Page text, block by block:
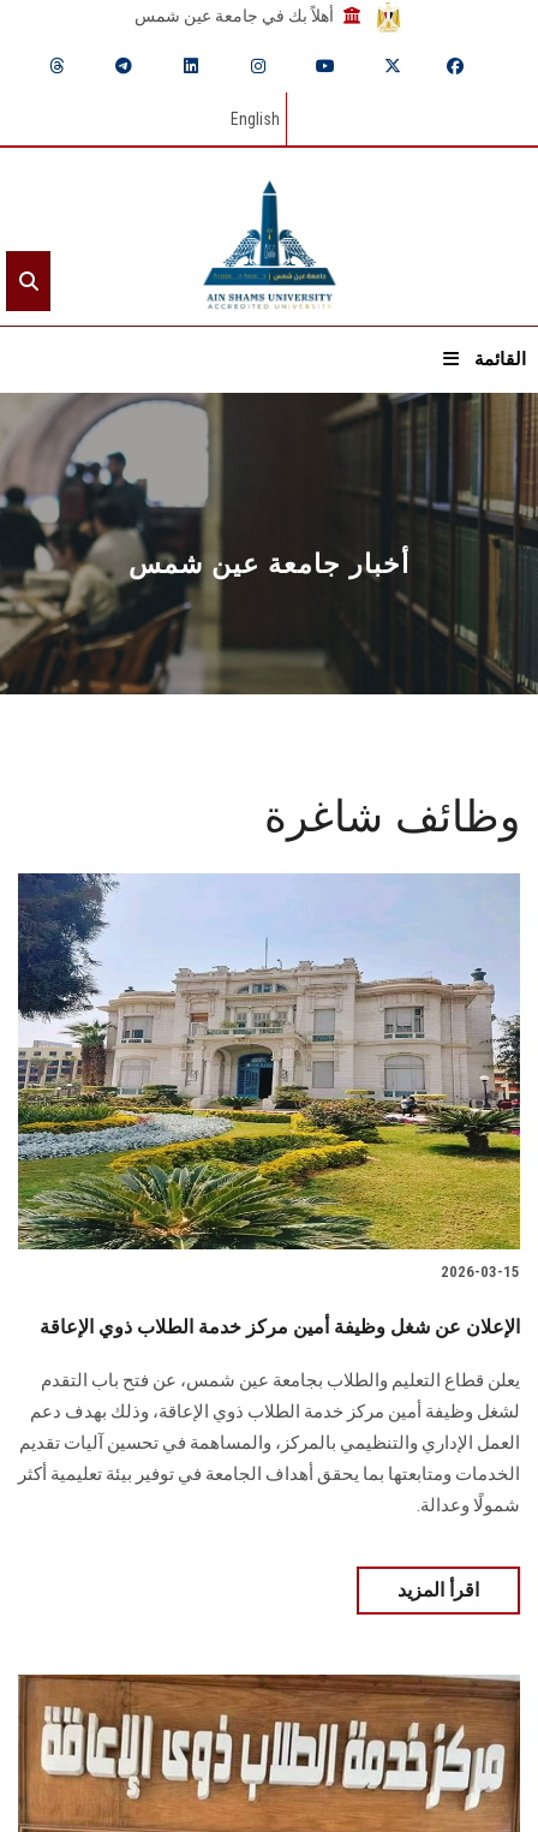
أهلاً بك في جامعة عين شمس
English
القائمة
الرئيسيـة
عن الجامعة
القطاعـات
الشئون الأكاديمية
البحث العلمي
الأنظمة الذكية
الإعلام
تواصل معنا
الطلاب
هيئة التدريس
الدراسات العليا
الزائـرون
سجل الان
أخبار جامعة عين شمس
وظائف شاغرة
2026-03-15
الإعلان عن شغل وظيفة أمين مركز خدمة الطلاب ذوي الإعاقة
يعلن قطاع التعليم والطلاب بجامعة عين شمس، عن فتح باب التقدم
لشغل وظيفة أمين مركز خدمة الطلاب ذوي الإعاقة، وذلك بهدف دعم
العمل الإداري والتنظيمي بالمركز، والمساهمة في تحسين آليات تقديم
الخدمات ومتابعتها بما يحقق أهداف الجامعة في توفير بيئة تعليمية أكثر
شمولًا وعدالة.
اقرأ المزيد